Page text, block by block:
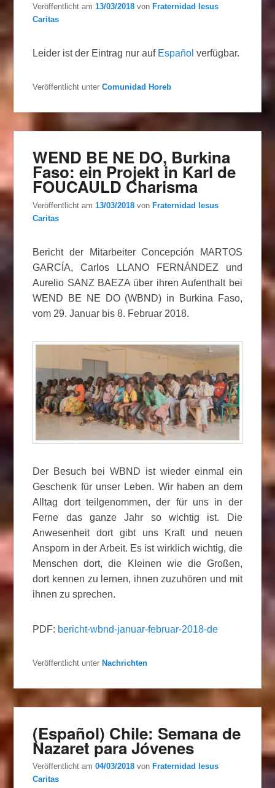
Veröffentlicht am13/03/2018 von Fraternidad Iesus
Caritas
Leider ist der Eintrag nur auf Español verfügbar.
Veröffentlicht unter Comunidad Horeb
WEND BE NE DO, Burkina
Faso: ein Projekt in Karl de
FOUCAULD Charisma
Veröffentlicht am13/03/2018 von Fraternidad Iesus
Caritas
Bericht der Mitarbeiter Concepción MARTOS
GARCÍA, Carlos LLANO FERNÁNDEZ und
Aurelio SANZ BAEZA über ihren Aufenthalt bei
WEND BE NE DO (WBND) in Burkina Faso,
vom 29. Januar bis 8. Februar 2018.
Der Besuch bei WBND ist wieder einmal ein
Geschenk für unser Leben. Wir haben an dem
Alltag dort teilgenommen, der für uns in der
Ferne das ganze Jahr so wichtig ist. Die
Anwesenheit dort gibt uns Kraft und neuen
Ansporn in der Arbeit. Es ist wirklich wichtig, die
Menschen dort, die Kleinen wie die Großen,
dort kennen zu lernen, ihnen zuzuhören und mit
ihnen zu sprechen.
PDF: bericht-wbnd-januar-februar-2018-de
Veröffentlicht unter Nachrichten
(Español) Chile: Semana de
Nazaret para Jóvenes
Veröffentlicht am04/03/2018 von Fraternidad Iesus
Caritas